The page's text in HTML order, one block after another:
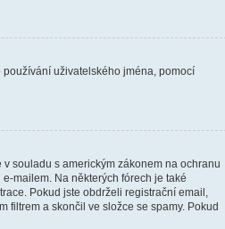
uživatelského jména, pomocí
souladu s americkým zákonem na ochranu
mailem. Na některých fórech je také
Pokud jste obdrželi registrační email,
filtrem a skončil ve složce se spamy. Pokud